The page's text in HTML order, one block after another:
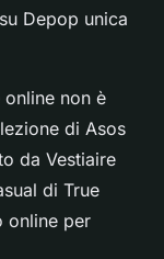
Depop unica
online non è
di Asos
da Vestiaire
di True
online per